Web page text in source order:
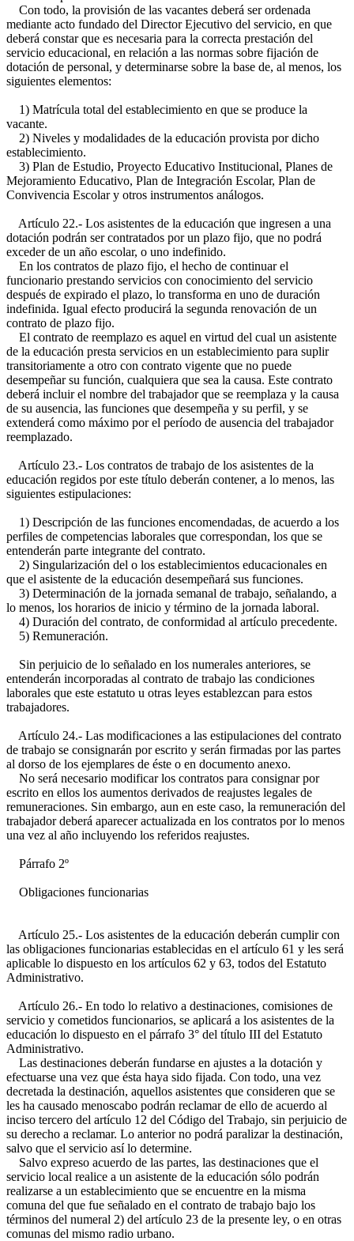
Con todo, la provisión de las vacantes deberá ser ordenada
mediante acto fundado del Director Ejecutivo del servicio, en que
deberá constar que es necesaria para la correcta prestación del
servicio educacional, en relación a las normas sobre fijación de
dotación de personal, y determinarse sobre la base de, al menos, los
siguientes elementos:
1) Matrícula total del establecimiento en que se produce la
vacante.
2) Niveles y modalidades de la educación provista por dicho
establecimiento.
3) Plan de Estudio, Proyecto Educativo Institucional, Planes de
Mejoramiento Educativo, Plan de Integración Escolar, Plan de
Convivencia Escolar y otros instrumentos análogos.
Artículo 22.- Los asistentes de la educación que ingresen a una
dotación podrán ser contratados por un plazo fijo, que no podrá
exceder de un año escolar, o uno indefinido.
En los contratos de plazo fijo, el hecho de continuar el
funcionario prestando servicios con conocimiento del servicio
después de expirado el plazo, lo transforma en uno de duración
indefinida. Igual efecto producirá la segunda renovación de un
contrato de plazo fijo.
El contrato de reemplazo es aquel en virtud del cual un asistente
de la educación presta servicios en un establecimiento para suplir
transitoriamente a otro con contrato vigente que no puede
desempeñar su función, cualquiera que sea la causa. Este contrato
deberá incluir el nombre del trabajador que se reemplaza y la causa
de su ausencia, las funciones que desempeña y su perfil, y se
extenderá como máximo por el período de ausencia del trabajador
reemplazado.
Artículo 23.- Los contratos de trabajo de los asistentes de la
educación regidos por este título deberán contener, a lo menos, las
siguientes estipulaciones:
1) Descripción de las funciones encomendadas, de acuerdo a los
perfiles de competencias laborales que correspondan, los que se
entenderán parte integrante del contrato.
2) Singularización del o los establecimientos educacionales en
que el asistente de la educación desempeñará sus funciones.
3) Determinación de la jornada semanal de trabajo, señalando, a
lo menos, los horarios de inicio y término de la jornada laboral.
4) Duración del contrato, de conformidad al artículo precedente.
5) Remuneración.
Sin perjuicio de lo señalado en los numerales anteriores, se
entenderán incorporadas al contrato de trabajo las condiciones
laborales que este estatuto u otras leyes establezcan para estos
trabajadores.
Artículo 24.- Las modificaciones a las estipulaciones del contrato
de trabajo se consignarán por escrito y serán firmadas por las partes
al dorso de los ejemplares de éste o en documento anexo.
No será necesario modificar los contratos para consignar por
escrito en ellos los aumentos derivados de reajustes legales de
remuneraciones. Sin embargo, aun en este caso, la remuneración del
trabajador deberá aparecer actualizada en los contratos por lo menos
una vez al año incluyendo los referidos reajustes.
Párrafo 2º
Obligaciones funcionarias
Artículo 25.- Los asistentes de la educación deberán cumplir con
las obligaciones funcionarias establecidas en el artículo 61 y les será
aplicable lo dispuesto en los artículos 62 y 63, todos del Estatuto
Administrativo.
Artículo 26.- En todo lo relativo a destinaciones, comisiones de
servicio y cometidos funcionarios, se aplicará a los asistentes de la
educación lo dispuesto en el párrafo 3° del título III del Estatuto
Administrativo.
Las destinaciones deberán fundarse en ajustes a la dotación y
efectuarse una vez que ésta haya sido fijada. Con todo, una vez
decretada la destinación, aquellos asistentes que consideren que se
les ha causado menoscabo podrán reclamar de ello de acuerdo al
inciso tercero del artículo 12 del Código del Trabajo, sin perjuicio de
su derecho a reclamar. Lo anterior no podrá paralizar la destinación,
salvo que el servicio así lo determine.
Salvo expreso acuerdo de las partes, las destinaciones que el
servicio local realice a un asistente de la educación sólo podrán
realizarse a un establecimiento que se encuentre en la misma
comuna del que fue señalado en el contrato de trabajo bajo los
términos del numeral 2) del artículo 23 de la presente ley, o en otras
comunas del mismo radio urbano.